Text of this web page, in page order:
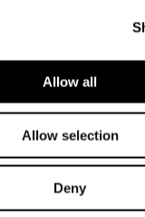
Allow all
Allow selection
Deny
di Federturismo